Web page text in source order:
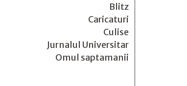
Blitz
Caricaturi
Culise
Jurnalul Universitar
Omul saptamanii